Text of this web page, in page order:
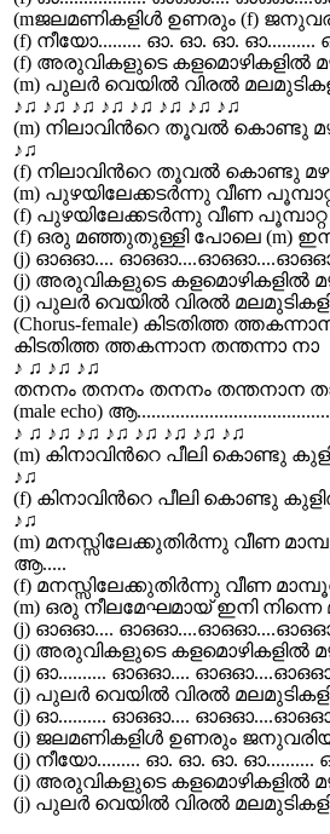
(mജലമണികളിള്‍ ഉണരും (f)
(f) നീയോ......... ഓ. ഓ. ഓ. ഓ..........
(f) അരുവികളുടെ കളമൊഴികളില്‍
(m) പുലര്‍ വെയില്‍ വിരല്‍
‍♪♫ ♪♫ ♪♫ ♪♫ ♪♫ ♪♫ ♪♫ ♪♫
(m) നിലാവിന്‍റെ തൂവല്‍ കൊണ്ടു
‍♪♫
(f) നിലാവിന്‍റെ തൂവല്‍ കൊണ്ടു
(m) പുഴയിലേക്കടര്‍ന്നു വീണ
(f) പുഴയിലേക്കടര്‍ന്നു വീണ
(f) ഒരു മഞ്ഞുതുള്ളി പോലെ (m) ഇനി
(j) ഓഒഓ....
(j) അരുവികളുടെ കളമൊഴികളില്‍
(j) പുലര്‍ വെയില്‍ വിരല്‍
(Chorus-female) കിടതിത്ത
കിടതിത്ത ത്തകന്നാന തന്തന്നാ നാ
‍♪ ♫ ♪♫ ♪♫
തനനം തനനം തനനം തന്തനാന
(male echo)
‍♪ ♫ ♪♫ ♪♫ ♪♫ ♪♫ ♪♫ ♪♫ ♪♫
(m) കിനാവിന്‍റെ പീലി കൊണ്ടു
♪♫
(f) കിനാവിന്‍റെ പീലി കൊണ്ടു
♪♫
(m) മനസ്സിലേക്കുതിര്‍ന്നു വീണ
ആ.....
(f) മനസ്സിലേക്കുതിര്‍ന്നു വീണ
(m) ഒരു നീലമേഘമായ് ഇനി
(j) ഓഒഓ....
(j) അരുവികളുടെ കളമൊഴികളില്‍
(j) ഓ.......... ഓഒഓ....
(j) പുലര്‍ വെയില്‍ വിരല്‍
(j) ഓ.......... ഓഒഓ....
(j) ജലമണികളിള്‍ ഉണരും
(j) നീയോ......... ഓ. ഓ. ഓ. ഓ..........
(j) അരുവികളുടെ കളമൊഴികളില്‍
(j) പുലര്‍ വെയില്‍ വിരല്‍